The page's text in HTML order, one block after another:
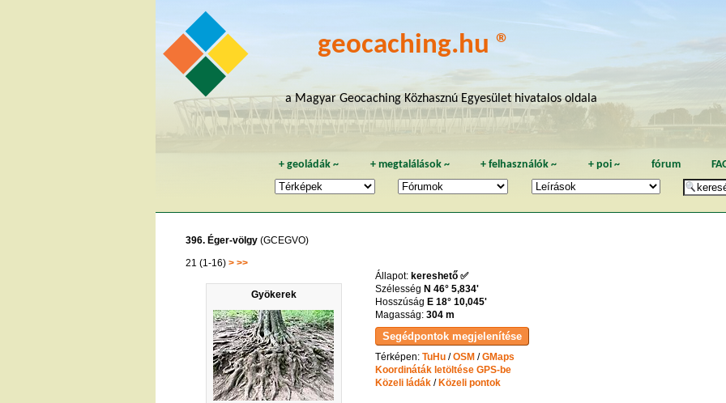
geocaching.hu ®
a Magyar Geocaching Közhasznú Egyesület hivatalos oldala
+geoládák ~ + megtalálások~ +felhasználók ~ + poi~ fórum
396. Éger-völgy (GCEGVO)
21 (1-16) > >>
Gyökerek
Állapot: kereshető ✅
Szélesség N 46° 5,834'
Hosszúság E 18° 10,045'
Magasság: 304 m
Térképen: TuHu/OSM/GMaps
Koordináták letöltése GPS-be
Közeli ládák/Közeli pontok